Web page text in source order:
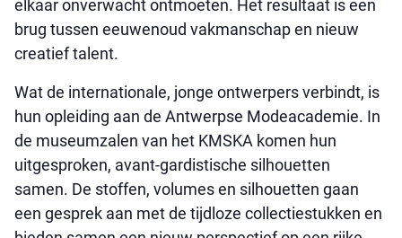
elkaar onverwacht ontmoeten. Het resultaat is een
brug tussen eeuwenoud vakmanschap en nieuw
creatief talent.
Wat de internationale, jonge ontwerpers verbindt, is
hun opleiding aan de Antwerpse Modeacademie. In
de museumzalen van het KMSKA komen hun
uitgesproken, avant-gardistische silhouetten
samen. De stoffen, volumes en silhouetten gaan
een gesprek aan met de tijdloze collectiestukken en